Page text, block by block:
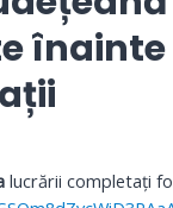
înainte
lucrării completați